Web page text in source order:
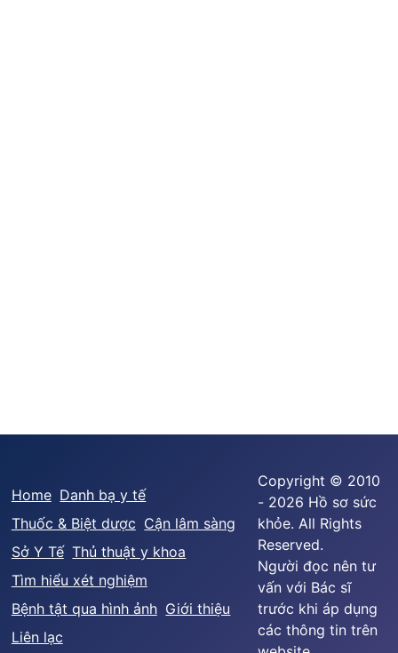
Home Danh bạ y tế
Thuốc & Biệt dược Cận lâm sàng
Sở Y Tế Thủ thuật y khoa
Tìm hiểu xét nghiệm
Bệnh tật qua hình ảnh Giới thiệu
Liên lạc
Copyright © 2010
- 2026 Hồ sơ sức
khỏe. All Rights
Reserved.
Người đọc nên tư
vấn với Bác sĩ
trước khi áp dụng
các thông tin trên